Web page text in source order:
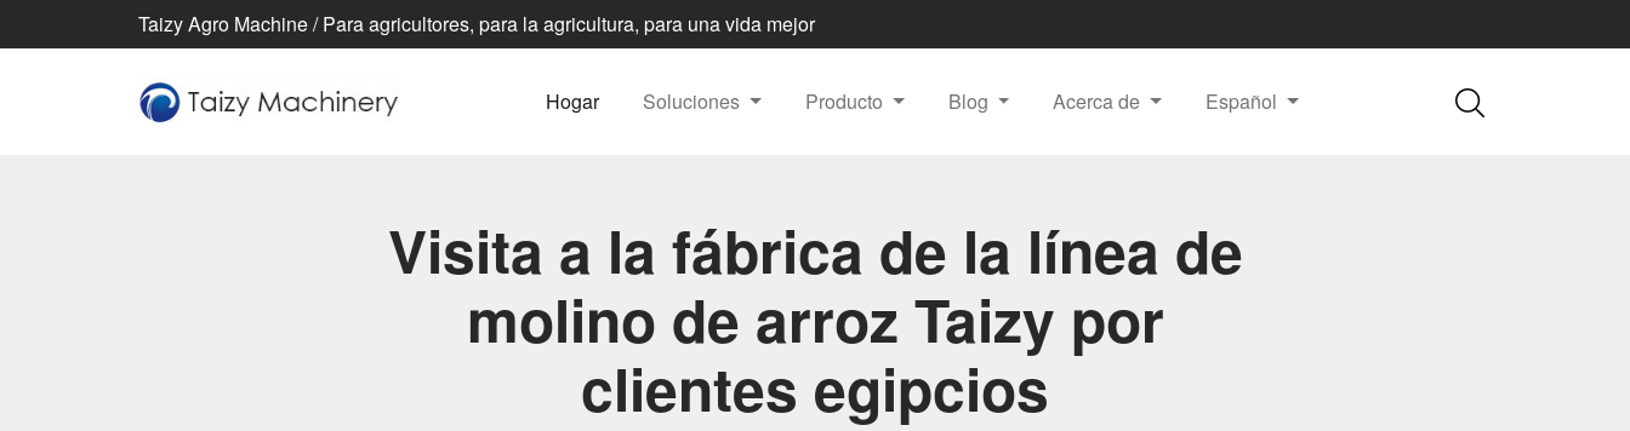
Taizy Agro Machine / Para agricultores, para la agricultura, para una vida mejor
Hogar Soluciones Producto Blog Acerca de Español
Visita a la fábrica de la línea de
molino de arroz Taizy por
clientes egipcios